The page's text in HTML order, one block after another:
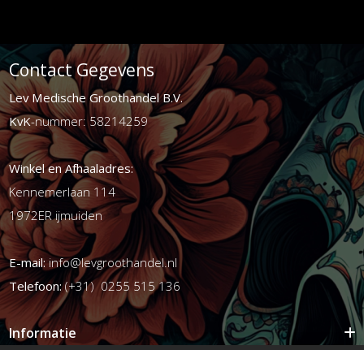
Contact Gegevens
Lev Medische Groothandel B.V.
KvK-nummer: 58214259
Winkel en Afhaaladres:
Kennemerlaan 114
1972ER ijmuiden
E-mail:info@levgroothandel.nl
Telefoon:(+31) 0255 515 136
Informatie